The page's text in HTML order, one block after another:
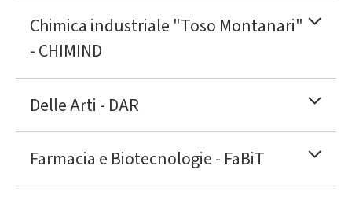
Chimica industriale "Toso Montanari"
- CHIMIND
Delle Arti - DAR
Farmacia e Biotecnologie - FaBiT